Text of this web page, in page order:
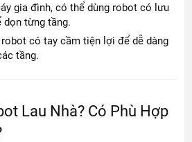
gia đình, có thể dùng robot có lưu
dọn từng tầng.
có tay cầm tiện lợi để dễ dàng
tầng.
Lau Nhà? Có Phù Hợp